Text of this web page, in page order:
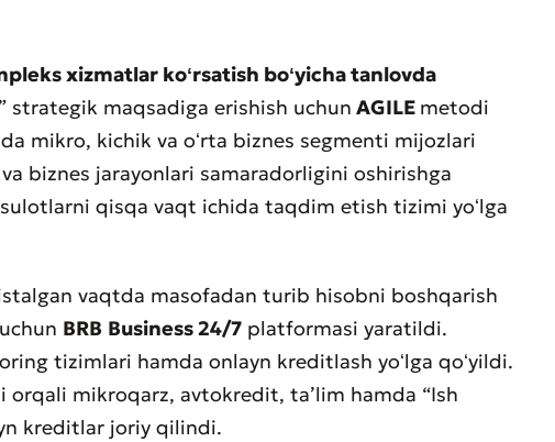
xizmatlar koʻrsatish boʻyicha tanlovda
strategik maqsadiga erishish uchun AGILE metodi
mikro, kichik va oʻrta biznes segmenti mijozlari
biznes jarayonlari samaradorligini oshirishga
qisqa vaqt ichida taqdim etish tizimi yoʻlga
vaqtda masofadan turib hisobni boshqarish
BRB Business 24/7 platformasi yaratildi.
tizimlari hamda onlayn kreditlash yoʻlga qoʻyildi.
orqali mikroqarz, avtokredit, taʼlim hamda “Ish
kreditlar joriy qilindi.